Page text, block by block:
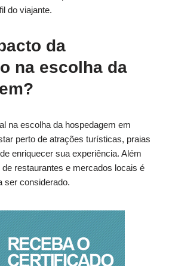
do viajante.
da
na escolha da
na escolha da hospedagem em
perto de atrações turísticas, praias
enriquecer sua experiência. Além
restaurantes e mercados locais é
ser considerado.